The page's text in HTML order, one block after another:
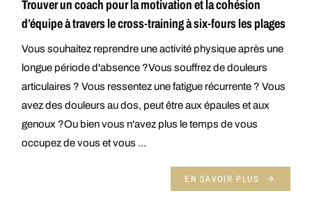
Trouver un coach pour la motivation et la cohésion
d’équipe à travers le cross-training à six-fours les plages
Vous souhaitez reprendre une activité physique après une
longue période d'absence ?Vous souffrez de douleurs
articulaires ? Vous ressentez une fatigue récurrente ? Vous
avez des douleurs au dos, peut être aux épaules et aux
genoux ?Ou bien vous n'avez plus le temps de vous
occupez de vous et vous ...
EN SAVOIR PLUS